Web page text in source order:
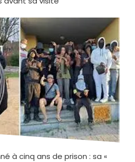
à cinq ans de prison : sa «